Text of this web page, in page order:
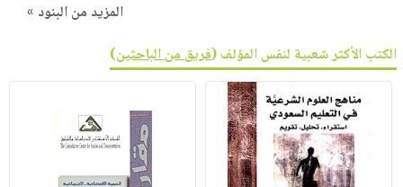
المزيد من البنود »
الكتب الأكثر شعبية لنفس المؤلف (فريق من الباحثين)